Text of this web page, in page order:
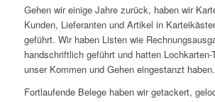
Gehen wir einige Jahre zurück, haben wir
Kunden, Lieferanten und Artikel in
geführt. Wir haben Listen wie
handschriftlich geführt und hatten Lochkarten-
unser Kommen und Gehen eingestanzt haben.
Fortlaufende Belege haben wir getackert,